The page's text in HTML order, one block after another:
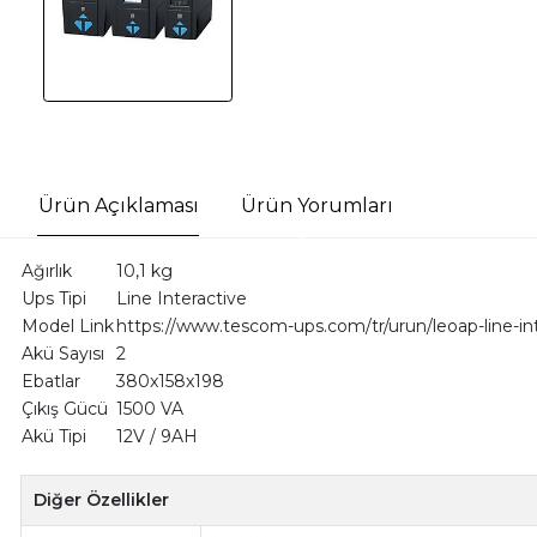
Ürün Açıklaması Ürün Yorumları
Ağırlık
10,1 kg
Ups Tipi
Line Interactive
Model Linkhttps://www.tescom-ups.com/tr/urun/leoap-line-
Akü Sayısı
2
Ebatlar
380x158x198
Çıkış Gücü 1500 VA
Akü Tipi
12V / 9AH
Diğer Özellikler